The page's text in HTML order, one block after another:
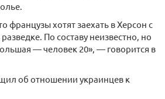
французы хотят заехать в Херсон с
По составу неизвестно, но
— человек 20», — говорится в
об отношении украинцев к